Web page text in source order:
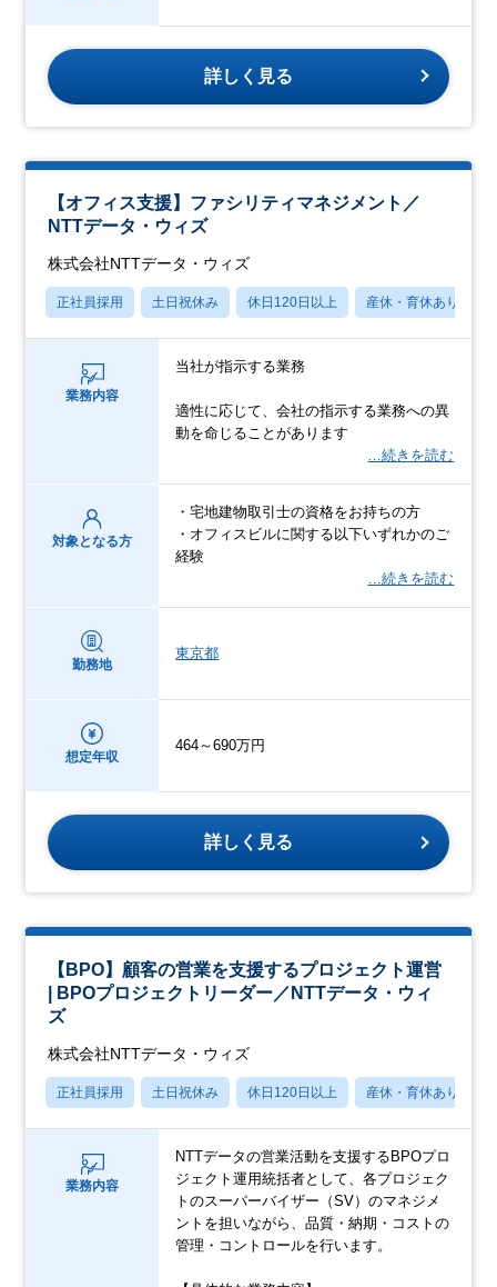
詳しく見る
【オフィス支援】ファシリティマネジメント／
NTTデータ・ウィズ
株式会社NTTデータ・ウィズ
正社員採用 土日祝休み 休日120日以上 産休・育休あり
業務内容
当社が指示する業務
適性に応じて、会社の指示する業務への異
動を命じることがあります
…続きを読む
対象となる方
・宅地建物取引士の資格をお持ちの方
・オフィスビルに関する以下いずれかのご
経験
…続きを読む
勤務地
東京都
想定年収
464～690万円
詳しく見る
【BPO】顧客の営業を支援するプロジェクト運営
| BPOプロジェクトリーダー／NTTデータ・ウィ
ズ
株式会社NTTデータ・ウィズ
正社員採用 土日祝休み 休日120日以上 産休・育休あり
業務内容
NTTデータの営業活動を支援するBPOプロ
ジェクト運用統括者として、各プロジェク
トのスーパーバイザー（SV）のマネジメ
ントを担いながら、品質・納期・コストの
管理・コントロールを行います。